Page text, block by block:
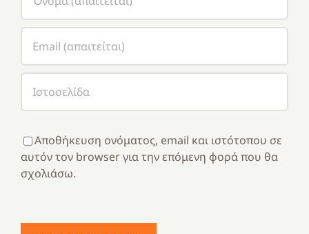
Αποθήκευση ονόματος, email και ιστότοπου σε
αυτόν τον browser για την επόμενη φορά που θα
σχολιάσω.